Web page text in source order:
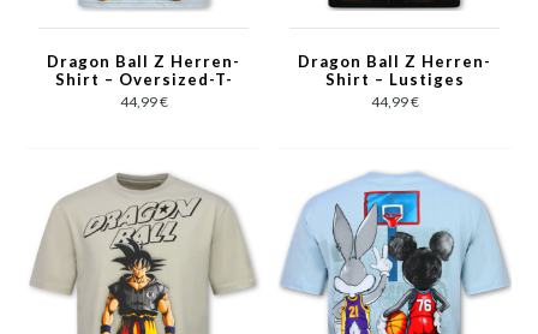
Dragon Ball Z Herren-
Shirt – Oversized-T-
Shirt für Herren –
Lustiges T-Shirt für
44,99 €
Dragon Ball Z Herren-
Shirt – Lustiges
Herren-T-Shirt –
Oversized Herren-T-
44,99 €